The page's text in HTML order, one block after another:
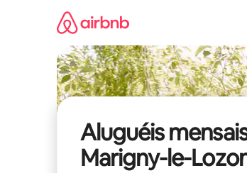
Aluguéis
Marigny-le-